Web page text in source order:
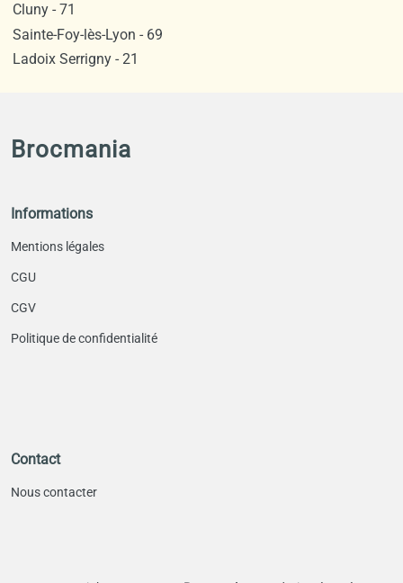
Cluny - 71
Sainte-Foy-lès-Lyon - 69
Ladoix Serrigny - 21
Brocmania
Informations
Mentions légales
CGU
CGV
Politique de confidentialité
Contact
Nous contacter